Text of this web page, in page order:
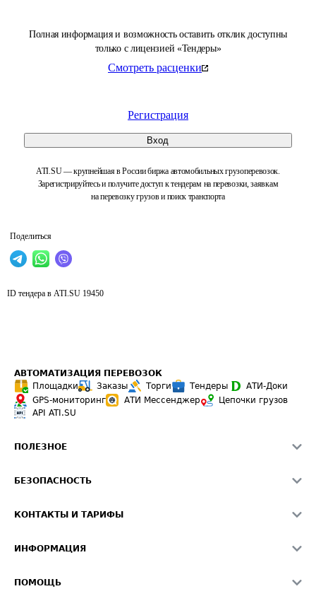
Полная информация и возможность оставить отклик доступны
только с лицензией «Тендеры»
Смотреть расценки
Регистрация
Вход
ATI.SU — крупнейшая в России биржа автомобильных грузоперевозок.
Зарегистрируйтесь и получите доступ к тендерам на перевозки, заявкам
на перевозку грузов и поиск транспорта
Поделиться
ID тендера в ATI.SU 19450
АВТОМАТИЗАЦИЯ ПЕРЕВОЗОК
Площадки
Заказы Торги Тендеры
АТИ-Доки
GPS-мониторинг
АТИ Мессенджер
Цепочки грузов
API ATI.SU
ПОЛЕЗНОЕ
Звезды ATI.SU на вашем сайте
Средние ставки
БЕЗОПАСНОСТЬ
Светофор+
О формировании Паспорта
КОНТАКТЫ И ТАРИФЫ
Реклама на сайте
ИНФОРМАЦИЯ
ПОМОЩЬ